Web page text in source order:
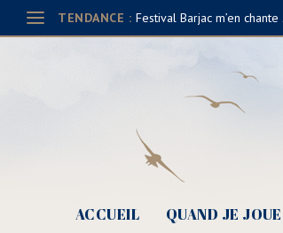
TENDANCE : Festival Barjac m’en
ACCUEIL QUAND JE